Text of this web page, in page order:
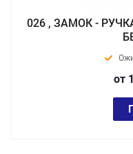
026 , ЗАМОК -
от